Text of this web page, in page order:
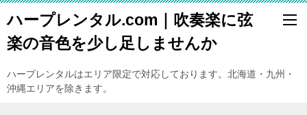
ハープレンタル.com｜吹奏楽に弦
楽の音色を少し足しませんか
ハープレンタルはエリア限定で対応しております。北海道・九州・
沖縄エリアを除きます。